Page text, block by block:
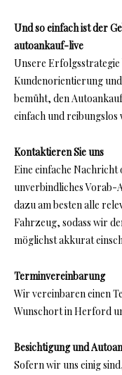
Und so einfach ist der
autoankauf-live
Unsere
Kundenorientierung
bemüht, den
einfach und reibungslos
Kontaktieren Sie uns
Eine einfache
unverbindliches Vorab-
dazu am besten alle
Fahrzeug, sodass wir
möglichst akkurat
Terminvereinbarung
Wir vereinbaren einen
Wunschort in Herford
Besichtigung und
Sofern wir uns einig